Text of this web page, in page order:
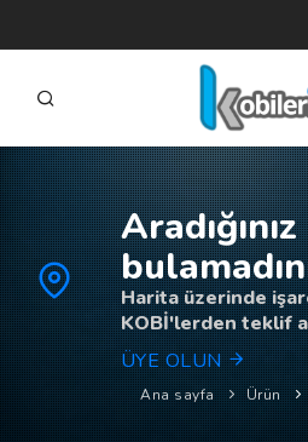
FIRMALAR
ÜRÜNLER
NASIL ÇALIŞIR?
YARDIM
Harita üzerinde
KOBİ'lerden teklif
ÜYE OLUN
Ana sayfa Ürün